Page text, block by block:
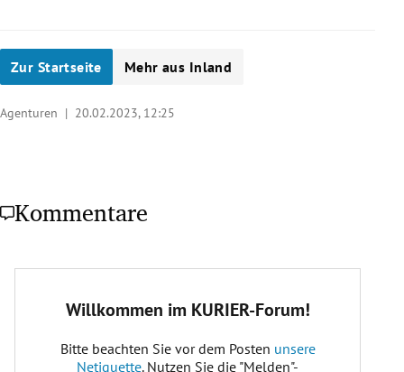
Zur Startseite Mehr aus Inland
Agenturen | 20.02.2023, 12:25
Kommentare